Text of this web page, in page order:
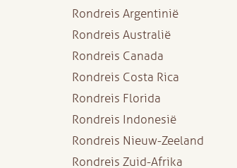
Rondreis Argentinië
Rondreis Australië
Rondreis Canada
Rondreis Costa Rica
Rondreis Florida
Rondreis Indonesië
Rondreis Nieuw-Zeeland
Rondreis Zuid-Afrika